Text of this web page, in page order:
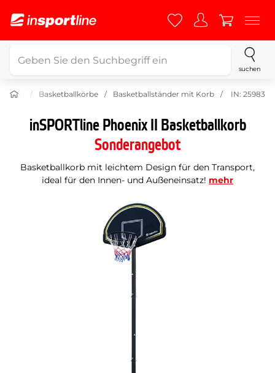
suchen
Basketballkörbe Basketballständer mit Korb IN: 25983
inSPORTline Phoenix II Basketballkorb
Sonderangebot
Basketballkorb mit leichtem Design für den Transport,
ideal für den Innen- und Außeneinsatz! mehr